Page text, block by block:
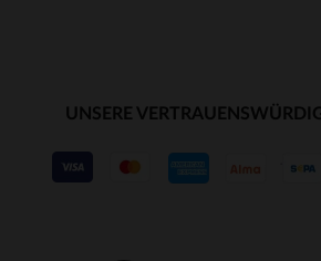
UNSERE